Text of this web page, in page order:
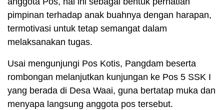
pimpinan terhadap anak buahnya dengan harapan,
termotivasi untuk tetap semangat dalam
melaksanakan tugas.
Usai mengunjungi Pos Kotis, Pangdam beserta
rombongan melanjutkan kunjungan ke Pos 5 SSK I
yang berada di Desa Waai, guna bertatap muka dan
menyapa langsung anggota pos tersebut.